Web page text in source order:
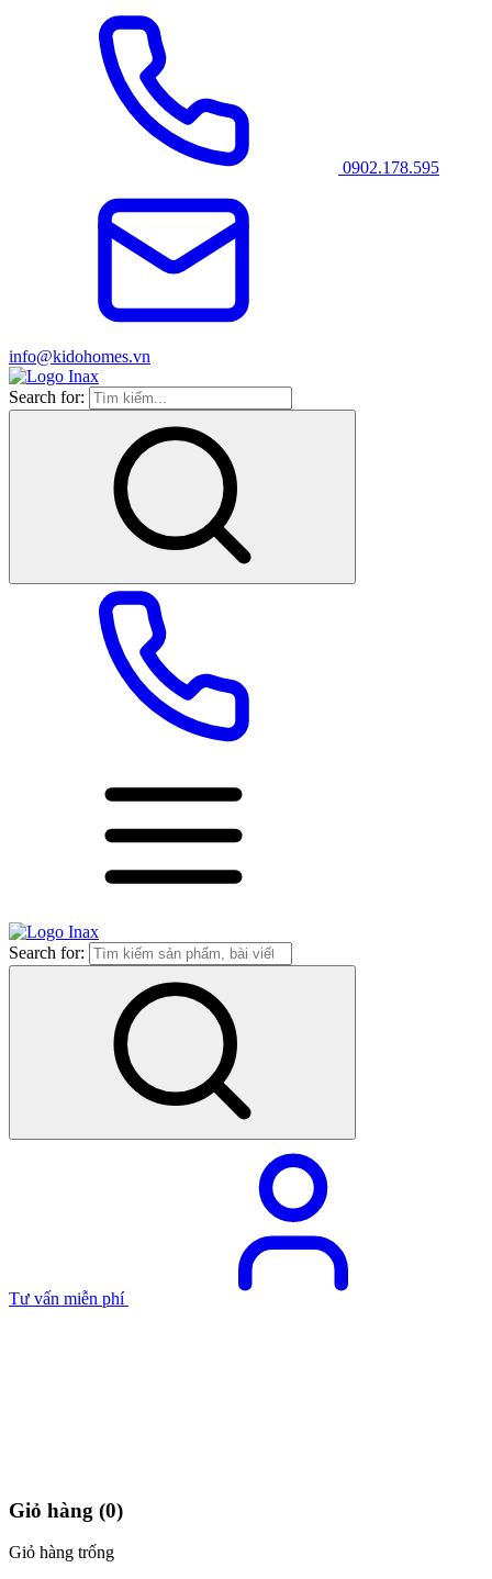
0902.178.595
info@kidohomes.vn
Search for:
Search for:
Tư vấn miễn phí
Giỏ hàng (0)
Giỏ hàng trống